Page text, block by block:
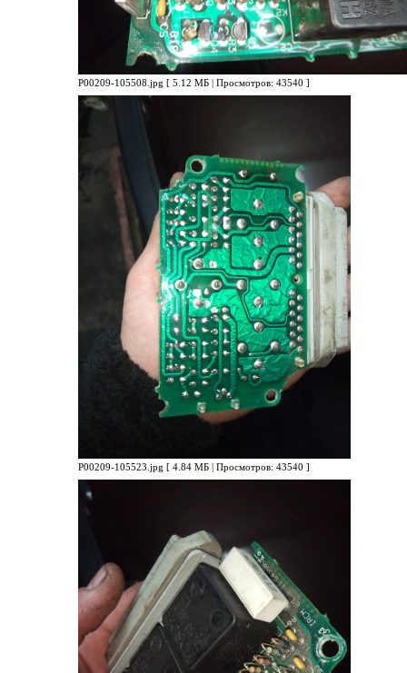
P00209-105508.jpg [ 5.12 МБ | Просмотров: 43540 ]
P00209-105523.jpg [ 4.84 МБ | Просмотров: 43540 ]